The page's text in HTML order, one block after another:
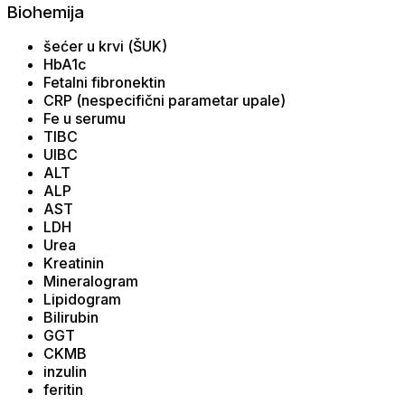
Biohemija
šećer u krvi (ŠUK)
HbA1c
Fetalni fibronektin
CRP (nespecifični parametar upale)
Fe u serumu
TIBC
UIBC
ALT
ALP
AST
LDH
Urea
Kreatinin
Mineralogram
Lipidogram
Bilirubin
GGT
CKMB
inzulin
feritin